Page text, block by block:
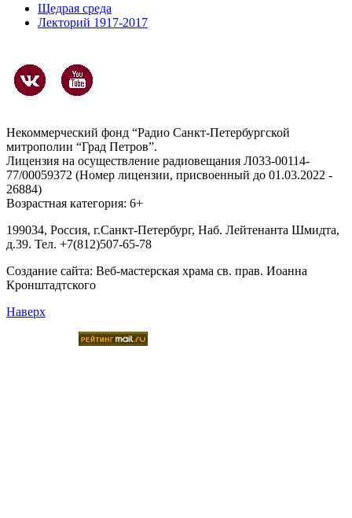
Щедрая среда
Лекторий 1917-2017
Некоммерческий фонд “Радио Санкт-Петербургской
митрополии “Град Петров”.
Лицензия на осуществление радиовещания Л033-00114-
77/00059372 (Номер лицензии, присвоенный до 01.03.2022 -
26884)
Возрастная категория: 6+
199034, Россия, г.Санкт-Петербург, Наб. Лейтенанта Шмидта,
д.39. Тел. +7(812)507-65-78
Создание сайта: Веб-мастерская храма св. прав. Иоанна
Кронштадтского
Наверх